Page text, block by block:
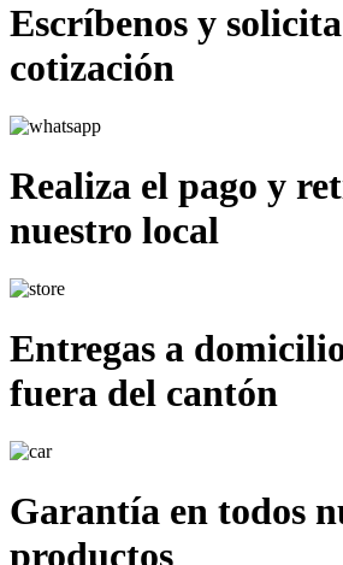
Escríbenos y
cotización
Realiza el pago y
nuestro local
Entregas a
fuera del cantón
Garantía en todos
productos